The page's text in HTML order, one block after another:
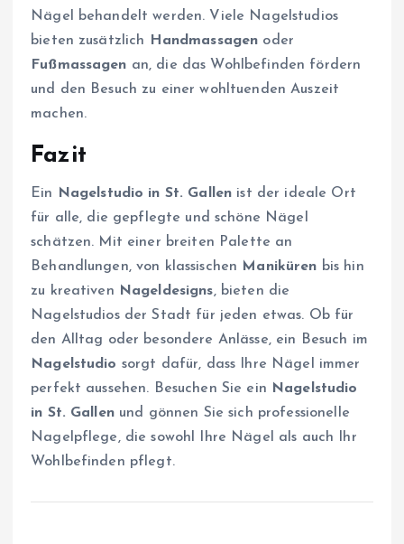
Nägel behandelt werden. Viele Nagelstudios
bieten zusätzlich
Handmassagen oder
Fußmassagen an, die das Wohlbefinden fördern
und den Besuch zu einer wohltuenden Auszeit
machen.
Fazit
Ein Nagelstudio in St. Gallen ist der ideale Ort
für alle, die gepflegte und schöne Nägel
schätzen. Mit einer breiten Palette an
Behandlungen, von klassischen Maniküren bis hin
zu kreativen Nageldesigns, bieten die
Nagelstudios der Stadt für jeden etwas. Ob für
den Alltag oder besondere Anlässe, ein Besuch im
Nagelstudio sorgt dafür, dass Ihre Nägel immer
perfekt aussehen. Besuchen Sie ein Nagelstudio
in St. Gallenund gönnen Sie sich professionelle
Nagelpflege, die sowohl Ihre Nägel als auch Ihr
Wohlbefinden pflegt.